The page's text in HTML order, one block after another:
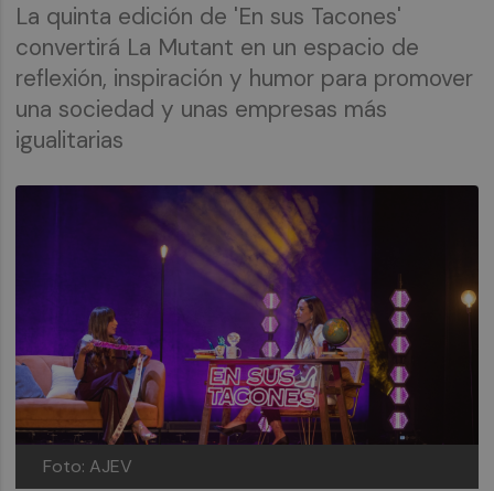
La quinta edición de 'En sus Tacones'
convertirá La Mutant en un espacio de
reflexión, inspiración y humor para promover
una sociedad y unas empresas más
igualitarias
Foto: AJEV